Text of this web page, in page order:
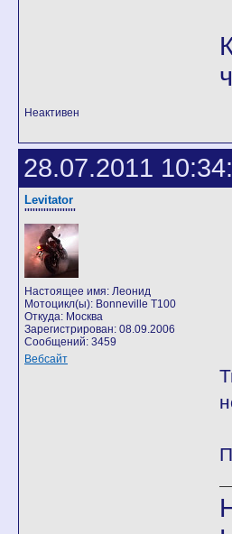
Неактивен
28.07.2011
Levitator
'''''''''''''''''''
Настоящее имя: Леонид
Мотоцикл(ы): Bonneville T100
Откуда: Москва
Зарегистрирован: 08.09.2006
Сообщений: 3459
Вебсайт